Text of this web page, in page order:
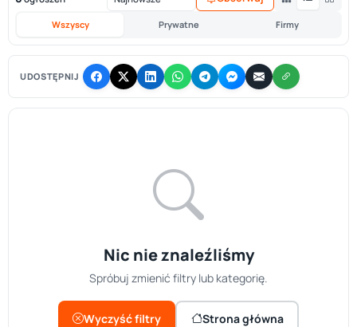
Wszyscy Prywatne Firmy
UDOSTĘPNIJ
Nic nie znaleźliśmy
Spróbuj zmienić filtry lub kategorię.
Wyczyść filtry Strona główna